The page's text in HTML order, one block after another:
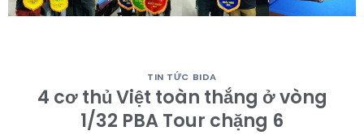
TIN TỨC BIDA
4 cơ thủ Việt toàn thắng ở vòng
1/32 PBA Tour chặng 6